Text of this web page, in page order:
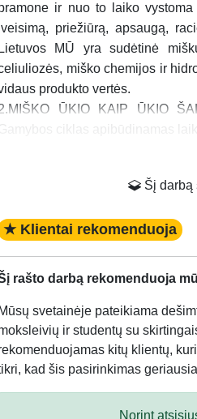
ir nuo to laiko
priežiūrą, apsaugą,
Lietuvos MŪ yra sudėtinė
miško chemijos ir
produkto vertės.
ŪKIO KAIP ŪKIO
Gamybos ciklas apibūdinamas
Šį darbą
★ Klientai rekomenduoja
rašto darbą rekomenduoja
Mūsų svetainėje pateikiama
ir studentų su
kitų klientų,
kad šis pasirinkimas
Norint